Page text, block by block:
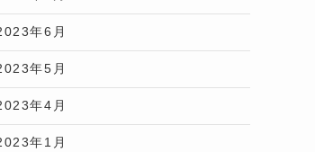
年6月
年5月
年4月
年1月